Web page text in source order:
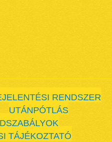
RENDSZER
UTÁNPÓTLÁS
TÁJÉKOZTATÓ